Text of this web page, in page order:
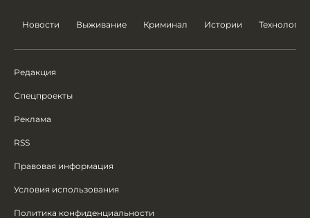
Новости Выживание Криминал Истории Технологии
Редакция
Спецпроекты
Реклама
RSS
Правовая информация
Условия использования
Политика конфиденциальности